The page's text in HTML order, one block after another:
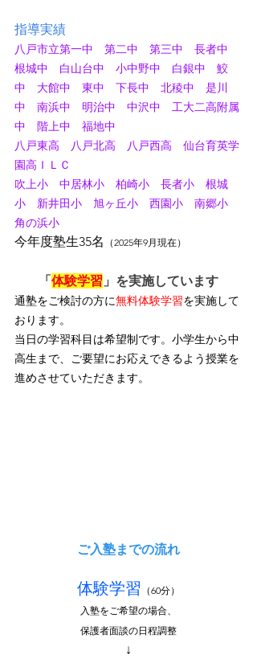
指導実績
八戸市立第一中　第二中　第三中　長者中
根城中　白山台中　小中野中　白銀中　鮫
中　大館中　東中　下長中　北稜中　是川
中　南浜中　明治中　中沢中　工大二高附属
中　階上中　福地中
八戸東高　八戸北高　八戸西高　仙台育英学
園高ＩＬＣ
吹上小　中居林小　柏崎小　長者小　根城
小　新井田小　旭ヶ丘小　西園小　南郷小
角の浜小
今年度塾生35名 （2025年9月現在）
「体験学習 」を実施しています
通塾をご検討の方に無料体験学習を実施して
おります。
当日の学習科目は希望制です。小学生から中
高生まで、ご要望にお応えできるよう授業を
進めさせていただきます。
ご入塾までの流れ
体験学習 （60分）
入塾をご希望の場合、
保護者面談の日程調整
↓